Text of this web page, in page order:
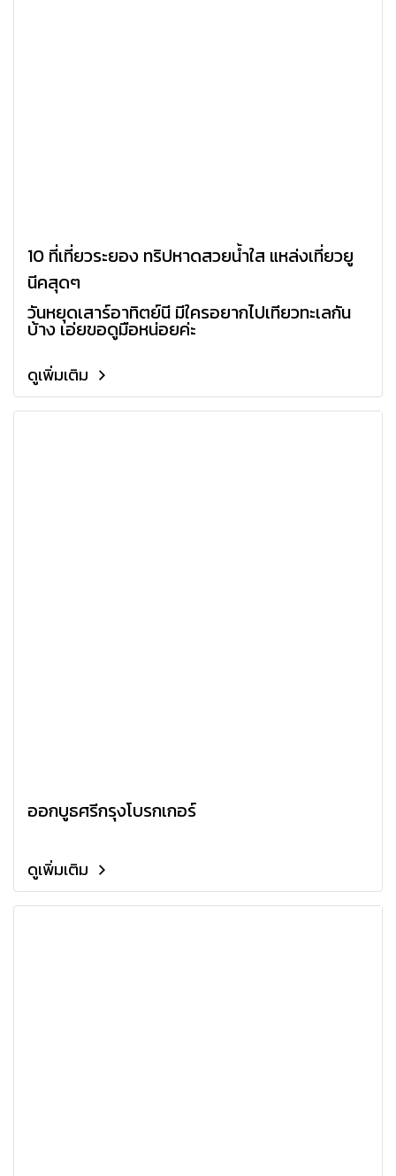
10 ที่เที่ยวระยอง ทริปหาดสวยน้ำใส แหล่งเที่ยวยู
นีคสุดๆ
วันหยุดเสาร์อาทิตย์นี้ มีใครอยากไปเที่ยวทะเลกัน
บ้าง เอ่ยขอดูมือหน่อยค่ะ
ดูเพิ่มเติม
ออกบูธศรีกรุงโบรกเกอร์
ดูเพิ่มเติม